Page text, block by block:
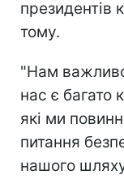
президентів
тому.
"Нам
нас є багато
які ми
питання
нашого